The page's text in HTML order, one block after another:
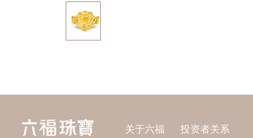
关于六福 投资者关系